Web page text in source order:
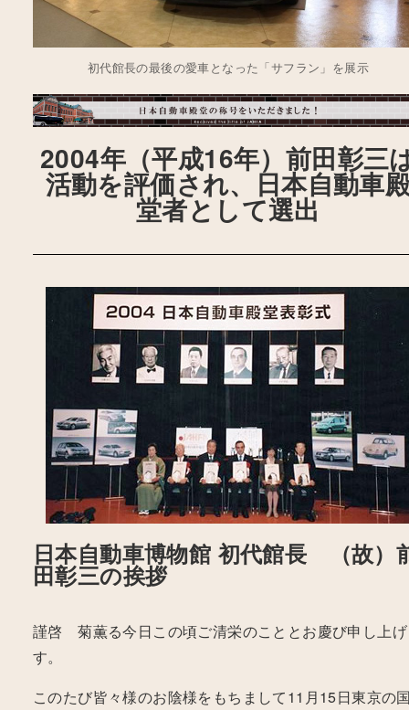
初代館長の最後の愛車となった「サフラン」を展示
2004年（平成16年）前田彰三
活動を評価され、日本自動車
堂者として選出
日本自動車博物館 初代館長 （故）
田彰三の挨拶
謹啓 菊薫る今日この頃ご清栄のこととお慶び申し上
す。
このたび皆々様のお陰様をもちまして11月15日東京の